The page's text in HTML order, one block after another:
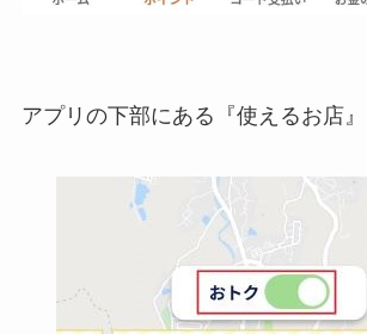
アプリの下部にある『使えるお店